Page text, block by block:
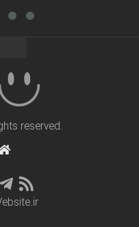
reserved.